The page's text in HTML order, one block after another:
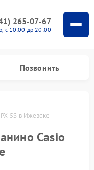
265-07-67
с 10:00 до 20:00
Позвонить
5S в Ижевске
Casio